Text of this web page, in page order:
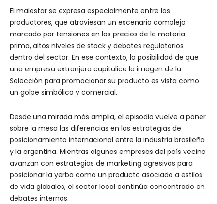
El malestar se expresa especialmente entre los
productores, que atraviesan un escenario complejo
marcado por tensiones en los precios de la materia
prima, altos niveles de stock y debates regulatorios
dentro del sector. En ese contexto, la posibilidad de que
una empresa extranjera capitalice la imagen de la
Selección para promocionar su producto es vista como
un golpe simbólico y comercial.
Desde una mirada más amplia, el episodio vuelve a poner
sobre la mesa las diferencias en las estrategias de
posicionamiento internacional entre la industria brasileña
y la argentina. Mientras algunas empresas del país vecino
avanzan con estrategias de marketing agresivas para
posicionar la yerba como un producto asociado a estilos
de vida globales, el sector local continúa concentrado en
debates internos.